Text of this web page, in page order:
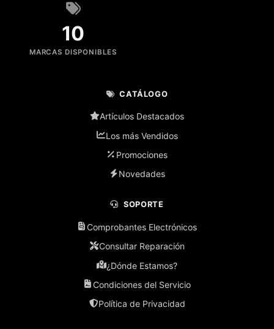
10
MARCAS DISPONIBLES
CATÁLOGO
Artículos Destacados
Los más Vendidos
Promociones
Novedades
SOPORTE
Comprobantes Electrónicos
Consultar Reparación
¿Dónde Estamos?
Condiciones del Servicio
Política de Privacidad